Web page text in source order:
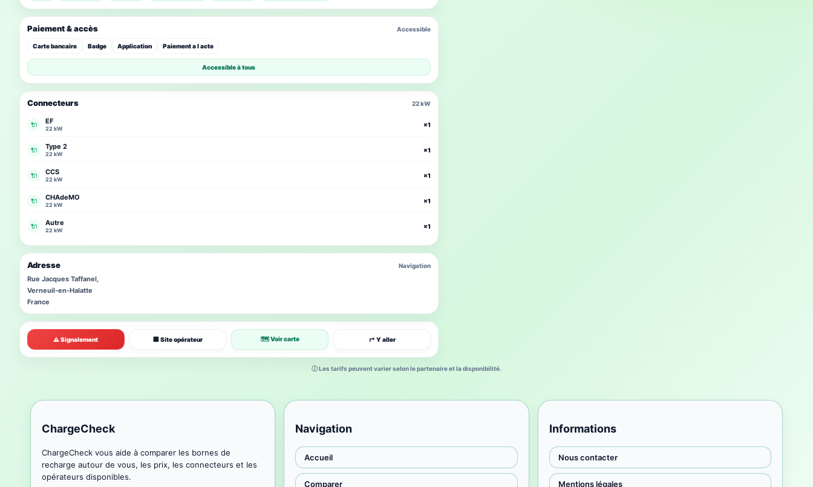
⚠ Signalement 🏢 Site opérateur 🗺 Voir carte ↱ Y aller
Connecteurs 22 kW
🔌 EF
22 kW
×1
🔌 Type 2
22 kW
×1
🔌 CCS
22 kW
×1
🔌 CHAdeMO
22 kW
×1
🔌 Autre
22 kW
×1
Paiement & accès Accessible
Carte bancaire Badge Application Paiement a l acte
Accessible à tous
Adresse Navigation
Rue Jacques Taffanel,
Verneuil-en-Halatte
France
ⓘ Les tarifs peuvent varier selon le partenaire et la disponibilité.
ChargeCheck
ChargeCheck vous aide à comparer les bornes de
recharge autour de vous, les prix, les connecteurs et les
opérateurs disponibles.
Navigation
Accueil
Comparer
Informations
Nous contacter
Mentions légales